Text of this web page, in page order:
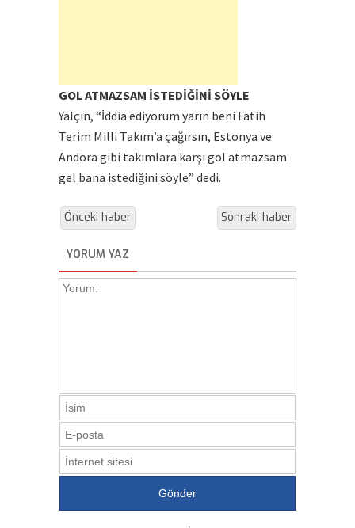
GOL ATMAZSAM İSTEDİĞİNİ SÖYLE
Yalçın, “İddia ediyorum yarın beni Fatih
Terim Milli Takım’a çağırsın, Estonya ve
Andora gibi takımlara karşı gol atmazsam
gel bana istediğini söyle” dedi.
Önceki haber Sonraki haber
YORUM YAZ